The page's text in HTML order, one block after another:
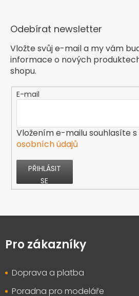
Odebírat newsletter
Vložte svůj e-mail a my vám
informace o nových
shopu.
E-mail
Vložením e-mailu souhlasíte s
osobních údajů
PŘIHLÁSIT
SE
pPro zákazníky
Doprava a platba
Poradna pro modeláře